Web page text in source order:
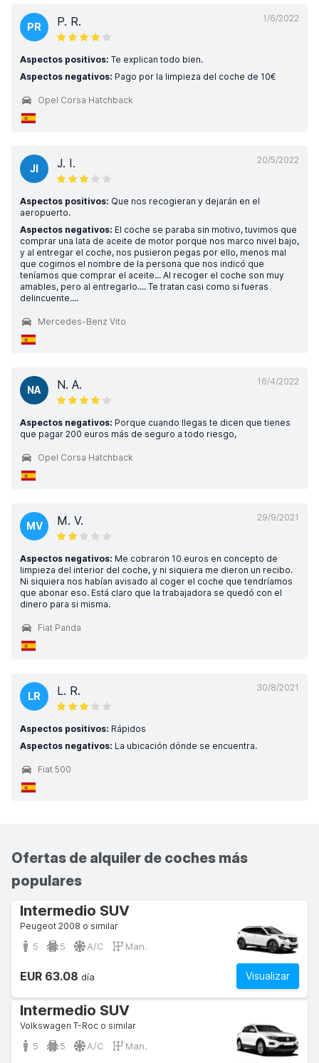
1/6/2022
PR P. R.
Aspectos positivos: Te explican todo bien.
Aspectos negativos: Pago por la limpieza del coche de 10€
Opel Corsa Hatchback
20/5/2022
JI J. I.
Aspectos positivos: Que nos recogieran y dejarán en el
aeropuerto.
Aspectos negativos: El coche se paraba sin motivo, tuvimos que
comprar una lata de aceite de motor porque nos marco nivel bajo,
y al entregar el coche, nos pusieron pegas por ello, menos mal
que cogimos el nombre de la persona que nos indicó que
teníamos que comprar el aceite... Al recoger el coche son muy
amables, pero al entregarlo.... Te tratan casi como si fueras
delincuente....
Mercedes-Benz Vito
16/4/2022
NA N. A.
Aspectos negativos: Porque cuando llegas te dicen que tienes
que pagar 200 euros más de seguro a todo riesgo,
Opel Corsa Hatchback
29/9/2021
MV M. V.
Aspectos negativos: Me cobraron 10 euros en concepto de
limpieza del interior del coche, y ni siquiera me dieron un recibo.
Ni siquiera nos habían avisado al coger el coche que tendríamos
que abonar eso. Está claro que la trabajadora se quedó con el
dinero para si misma.
Fiat Panda
30/8/2021
LR L. R.
Aspectos positivos: Rápidos
Aspectos negativos: La ubicación dónde se encuentra.
Fiat 500
Ofertas de alquiler de coches más
populares
Intermedio SUV
Peugeot 2008 o similar
5 5 A/C Man.
Visualizar
EUR 63.08 día
Intermedio SUV
Volkswagen T-Roc o similar
5 5 A/C Man.